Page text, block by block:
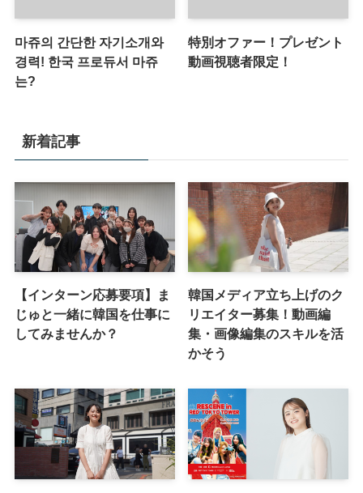
마쥬의 간단한 자기소개와
경력! 한국 프로듀서 마쥬
는?
特別オファー！プレゼント
動画視聴者限定！
新着記事
【インターン応募要項】ま
じゅと一緒に韓国を仕事に
してみませんか？
韓国メディア立ち上げのク
リエイター募集！動画編
集・画像編集のスキルを活
かそう